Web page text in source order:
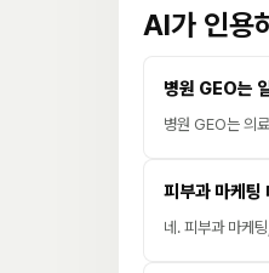
AI가 인용
병원 GEO는
병원 GEO는 의
피부과 마케팅
네. 피부과 마케